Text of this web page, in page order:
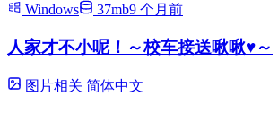
Windows
37mb9 个月前
人家才不小呢！～校车接送啾啾♥～
图片相关 简体中文